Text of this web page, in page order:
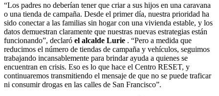
“Los padres no deberían tener que criar a sus hijos en una caravana
o una tienda de campaña. Desde el primer día, nuestra prioridad ha
sido conectar a las familias sin hogar con una vivienda estable, y los
datos demuestran claramente que nuestras nuevas estrategias están
funcionando”, declaró el alcalde Lurie . “Pero a medida que
reducimos el número de tiendas de campaña y vehículos, seguimos
trabajando incansablemente para brindar ayuda a quienes se
encuentran en crisis. Eso es lo que hace el Centro RESET, y
continuaremos transmitiendo el mensaje de que no se puede traficar
ni consumir drogas en las calles de San Francisco”.